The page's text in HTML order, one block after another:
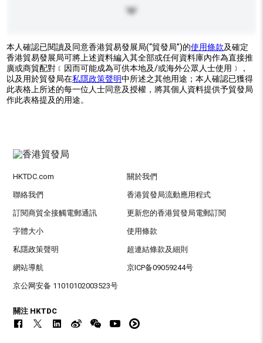
本人確認已閱讀及同意香港貿易發展局(“貿發局”)的使用條款及確定
香港貿易發展局可將上述資料編入其全部或任何資料庫內作為直接推
廣或商貿配對﹝因而可能成為可供本地及/或海外公眾人士使用﹞，
以及用於貿發局在私隱政策聲明中所述之其他用途；本人確認已獲得
此表格上所述的每一位人士同意及授權，將其個人資料提供予貿發局
作此表格提及的用途。
HKTDC.com 關於我們
聯絡我們 香港貿發局流動應用程式
訂閱商貿全接觸電郵通訊 更新您的香港貿發局電郵訂閱
字體大小 使用條款
私隱政策聲明 超連結條款及細則
網站導航 京ICP备09059244号
京公网安备 11010102003523号
關注 HKTDC